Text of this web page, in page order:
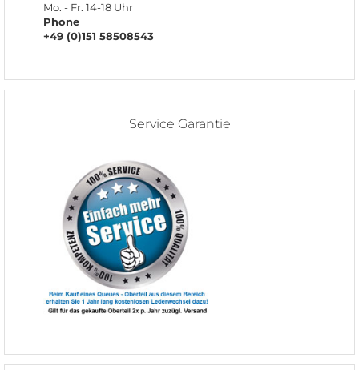
Mo. - Fr. 14-18 Uhr
Phone
+49 (0)151 58508543
Service Garantie